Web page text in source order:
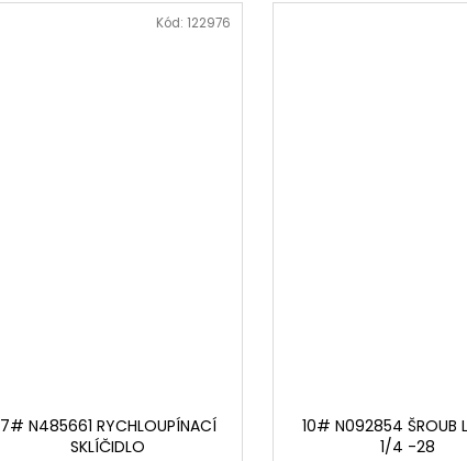
7# N485661 RYCHLOUPÍNACÍ
SKLÍČIDLO
Kód:122976
10# N092854 ŠROUB
1/4 -28